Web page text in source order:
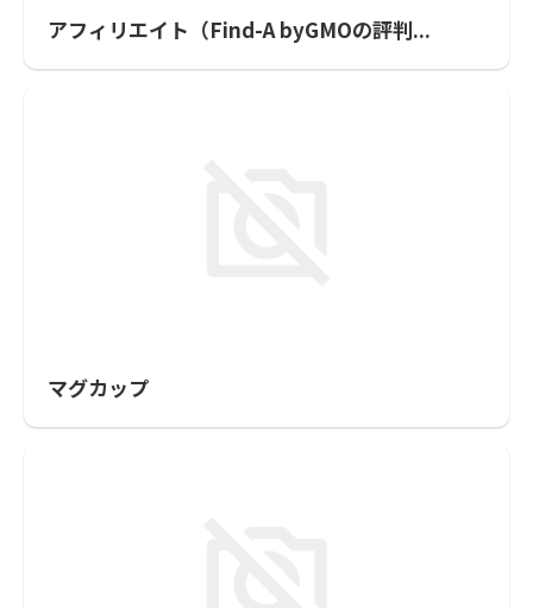
アフィリエイト（Find-A byGMOの評判...
マグカップ